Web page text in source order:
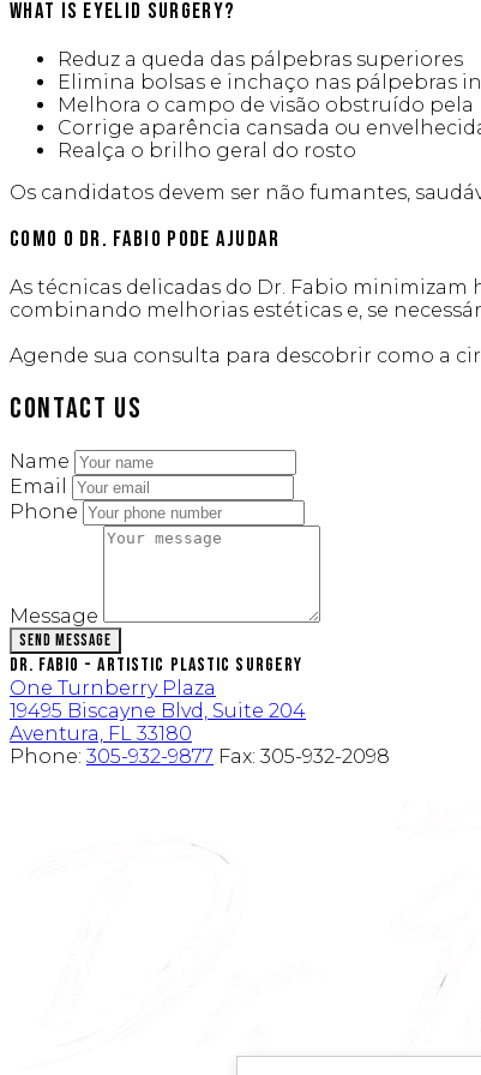
What is Eyelid Surgery?
Reduz a queda das pálpebras superiores
Elimina bolsas e inchaço nas pálpebras
Melhora o campo de visão obstruído pela
Corrige aparência cansada ou
Realça o brilho geral do rosto
Os candidatos devem ser não fumantes,
Como o Dr. Fabio Pode Ajudar
As técnicas delicadas do Dr. Fabio
combinando melhorias estéticas e, se
Agende sua consulta para descobrir como a
Contact Us
Name
Email
Phone
Message
Send Message
Dr. Fabio - Artistic Plastic Surgery
One Turnberry Plaza
19495 Biscayne Blvd, Suite 204
Aventura, FL 33180
Phone: 305-932-9877 Fax: 305-932-2098